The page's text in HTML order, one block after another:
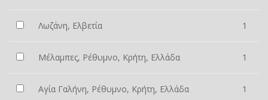
Λωζάνη, Ελβετία 1
Μέλαμπες, Ρέθυμνο, Κρήτη, Ελλάδα 1
Αγία Γαλήνη, Ρέθυμνο, Κρήτη, Ελλάδα 1